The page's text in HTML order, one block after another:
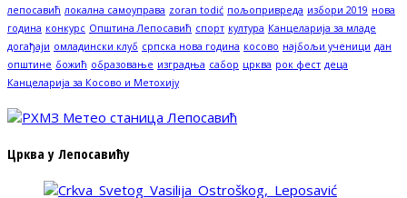
лепосавић локална самоуправа zoran todić пољопривреда избори 2019 нова
година конкурс Општина Лепосавић спорт култура Канцеларија за младе
догађаји омладински клуб српска нова година косово најбољи ученици дан
општине божић образовање изградња сабор црква рок фест деца
Канцеларија за Косово и Метохију
Црква у Лепосавићу